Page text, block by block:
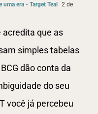
era - Target Teal 2 de
acredita que as
simples tabelas
dão conta da
do seu
você já percebeu